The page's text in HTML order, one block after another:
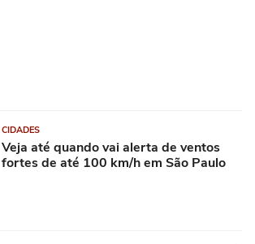
CIDADES
Veja até quando vai alerta de ventos
fortes de até 100 km/h em São Paulo